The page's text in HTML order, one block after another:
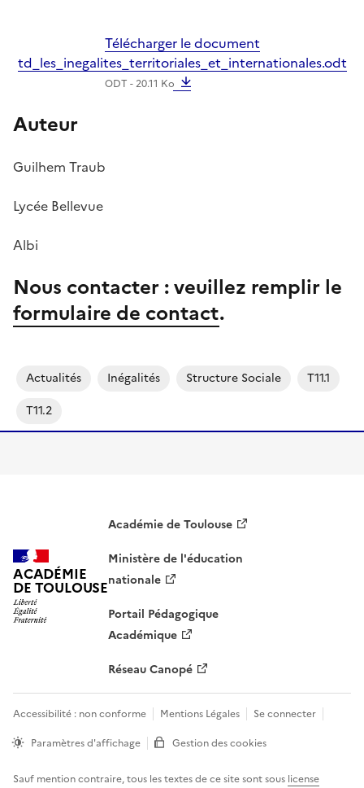
Télécharger le document
td_les_inegalites_territoriales_et_internationales.odt
ODT - 20.11 Ko
Auteur
Guilhem Traub
Lycée Bellevue
Albi
Nous contacter : veuillez remplir le
formulaire de contact.
Actualités Inégalités Structure Sociale
T11.1
T11.2
ACADÉMIE
DE TOULOUSE
Académie de Toulouse
Ministère de l'éducation
nationale
Portail Pédagogique
Académique
Réseau Canopé
Accessibilité : non conforme Mentions Légales
Se connecter
Paramètres d'affichage
Gestion des cookies
Sauf mention contraire, tous les textes de ce site sont sous license